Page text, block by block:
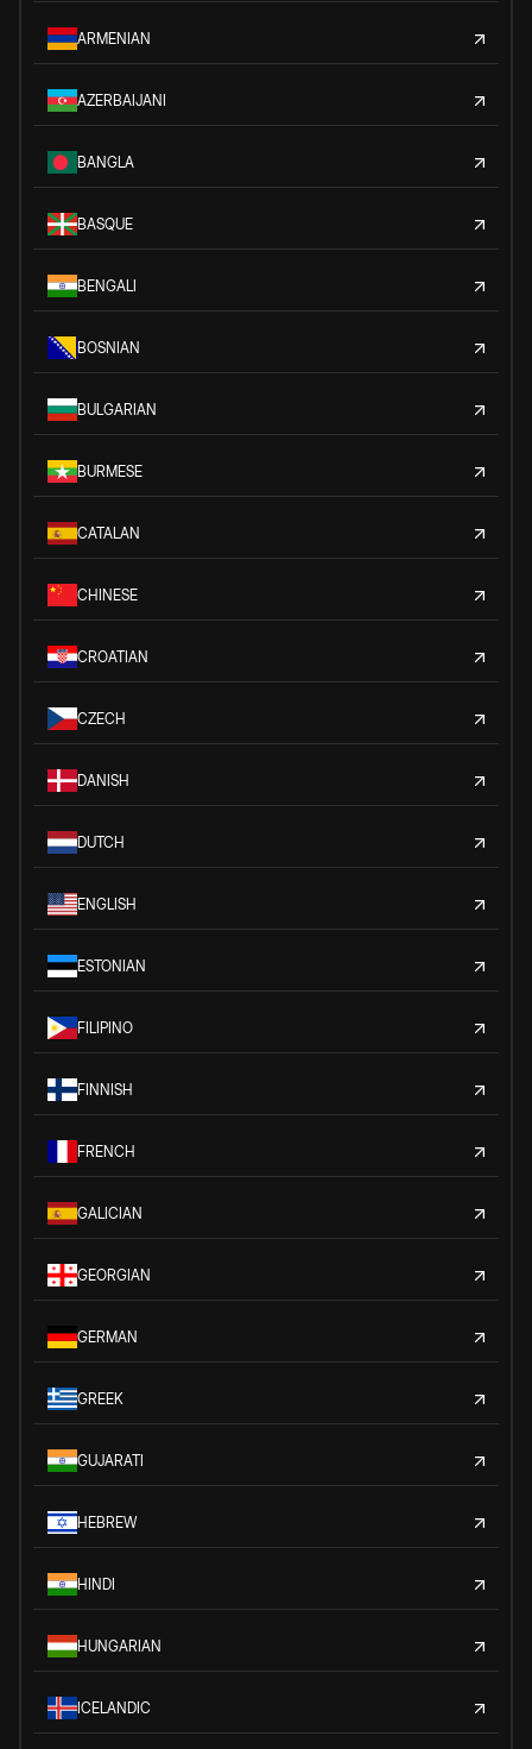
ARMENIAN
AZERBAIJANI
BANGLA
BASQUE
BENGALI
BOSNIAN
BULGARIAN
BURMESE
CATALAN
CHINESE
CROATIAN
CZECH
DANISH
DUTCH
ENGLISH
ESTONIAN
FILIPINO
FINNISH
FRENCH
GALICIAN
GEORGIAN
GERMAN
GREEK
GUJARATI
HEBREW
HINDI
HUNGARIAN
ICELANDIC